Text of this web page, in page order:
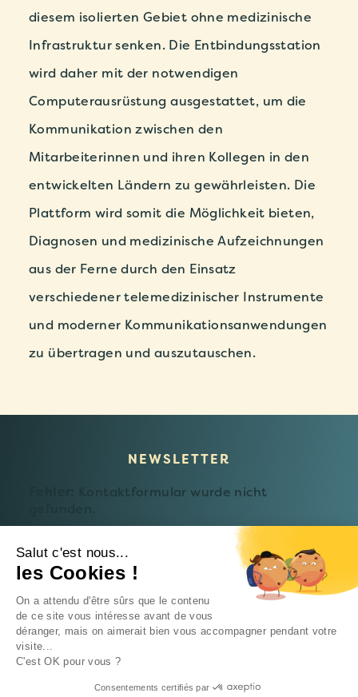
diesem isolierten Gebiet ohne medizinische
Infrastruktur senken. Die Entbindungsstation
wird daher mit der notwendigen
Computerausrüstung ausgestattet, um die
Kommunikation zwischen den
Mitarbeiterinnen und ihren Kollegen in den
entwickelten Ländern zu gewährleisten. Die
Plattform wird somit die Möglichkeit bieten,
Diagnosen und medizinische Aufzeichnungen
aus der Ferne durch den Einsatz
verschiedener telemedizinischer Instrumente
und moderner Kommunikationsanwendungen
zu übertragen und auszutauschen.
NEWSLETTER
Kontaktformular wurde nicht
Datenschutzerklärung
EineIntrepid-Studio-Website
Salut c'est nous...
les Cookies !
On a attendu d'être sûrs que le contenu
de ce site vous intéresse avant de vous
déranger, mais on aimerait bien vous accompagner pendant votre
visite...
C'est OK pour vous ?
Consentements certifiés par